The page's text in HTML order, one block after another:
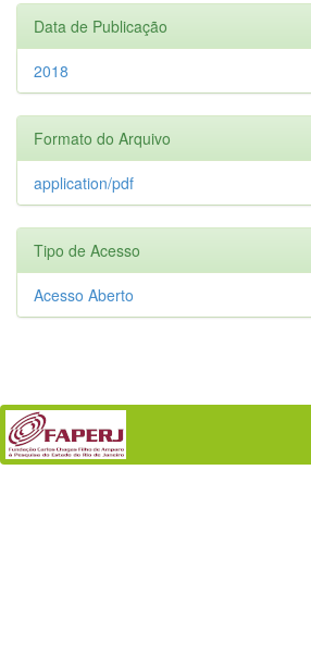
Data de Publicação
2018
Formato do Arquivo
application/pdf
Tipo de Acesso
Acesso Aberto